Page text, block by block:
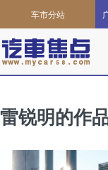
车市分站
雷锐明的作